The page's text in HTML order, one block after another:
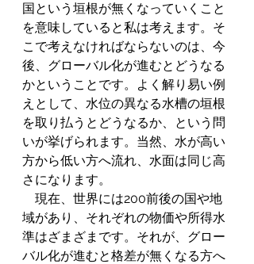
国という垣根が無くなっていくこと
を意味していると私は考えます。そ
こで考えなければならないのは、今
後、グローバル化が進むとどうなる
かということです。よく解り易い例
えとして、水位の異なる水槽の垣根
を取り払うとどうなるか、という問
いが挙げられます。当然、水が高い
方から低い方へ流れ、水面は同じ高
さになります。
現在、世界には200前後の国や地
域があり、それぞれの物価や所得水
準はざまざまです。それが、グロー
バル化が進むと格差が無くなる方へ